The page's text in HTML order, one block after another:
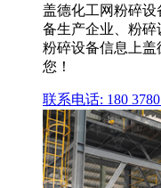
盖德化工网粉碎
备生产企业、粉
粉碎设备信息上盖
您！
联系电话: 180 3780